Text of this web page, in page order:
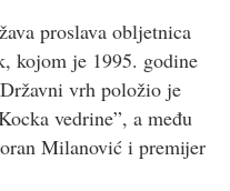
proslava obljetnica
kojom je 1995. godine
vrh položio je
vedrine”, a među
Milanović i premijer